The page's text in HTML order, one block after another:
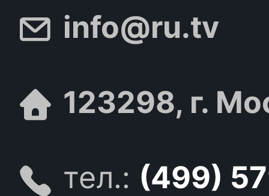
info@ru.tv
123298, г.
тел.: (499)